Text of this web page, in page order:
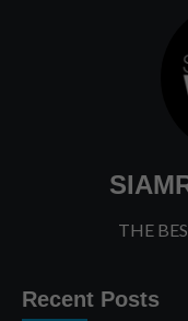
THE
Recent Posts